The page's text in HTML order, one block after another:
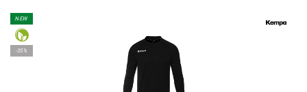
NEW
-35%